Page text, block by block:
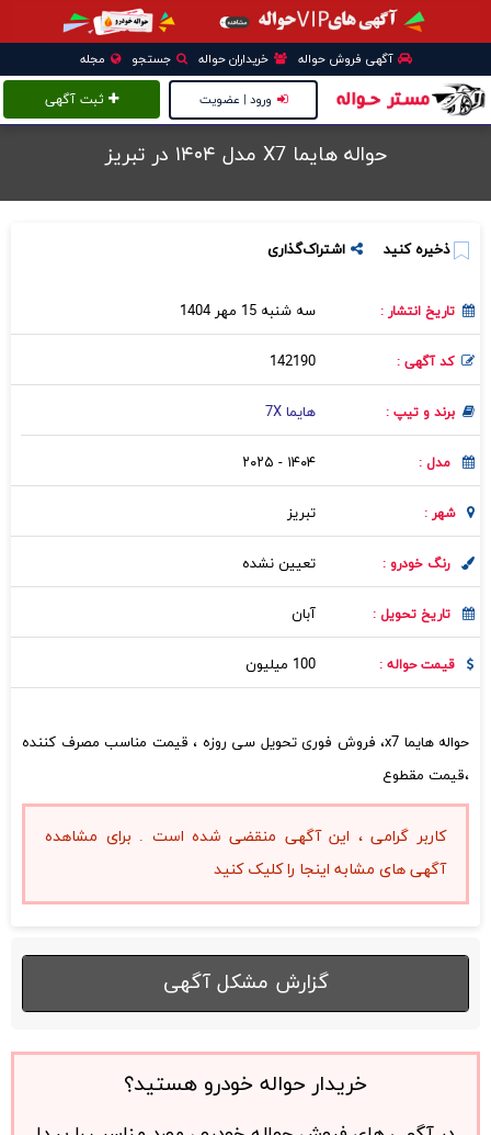
آگهی فروش حواله خریداران حواله جستجو مجله
ثبت آگهی ورود | عضویت
حواله هایما X7 مدل ۱۴۰۴ در تبريز
ذخیره کنید اشتراک‌گذاری
تاریخ انتشار : سه شنبه 15 مهر 1404
کد آگهی : 142190
برند و تیپ : هایما 7X
مدل : ۱۴۰۴ - ۲۰۲۵
شهر : تبريز
رنگ خودرو : تعیین نشده
تاریخ تحویل : آبان
قیمت حواله : 100 میلیون
حواله هایما x7، فروش فوری تحویل سی روزه ، قیمت مناسب مصرف کننده
،قیمت مقطوع
کاربر گرامی ، این آگهی منقضی شده است . برای مشاهده
آگهی های مشابه اینجا را کلیک کنید
گزارش مشکل آگهی
خریدار حواله خودرو هستید؟